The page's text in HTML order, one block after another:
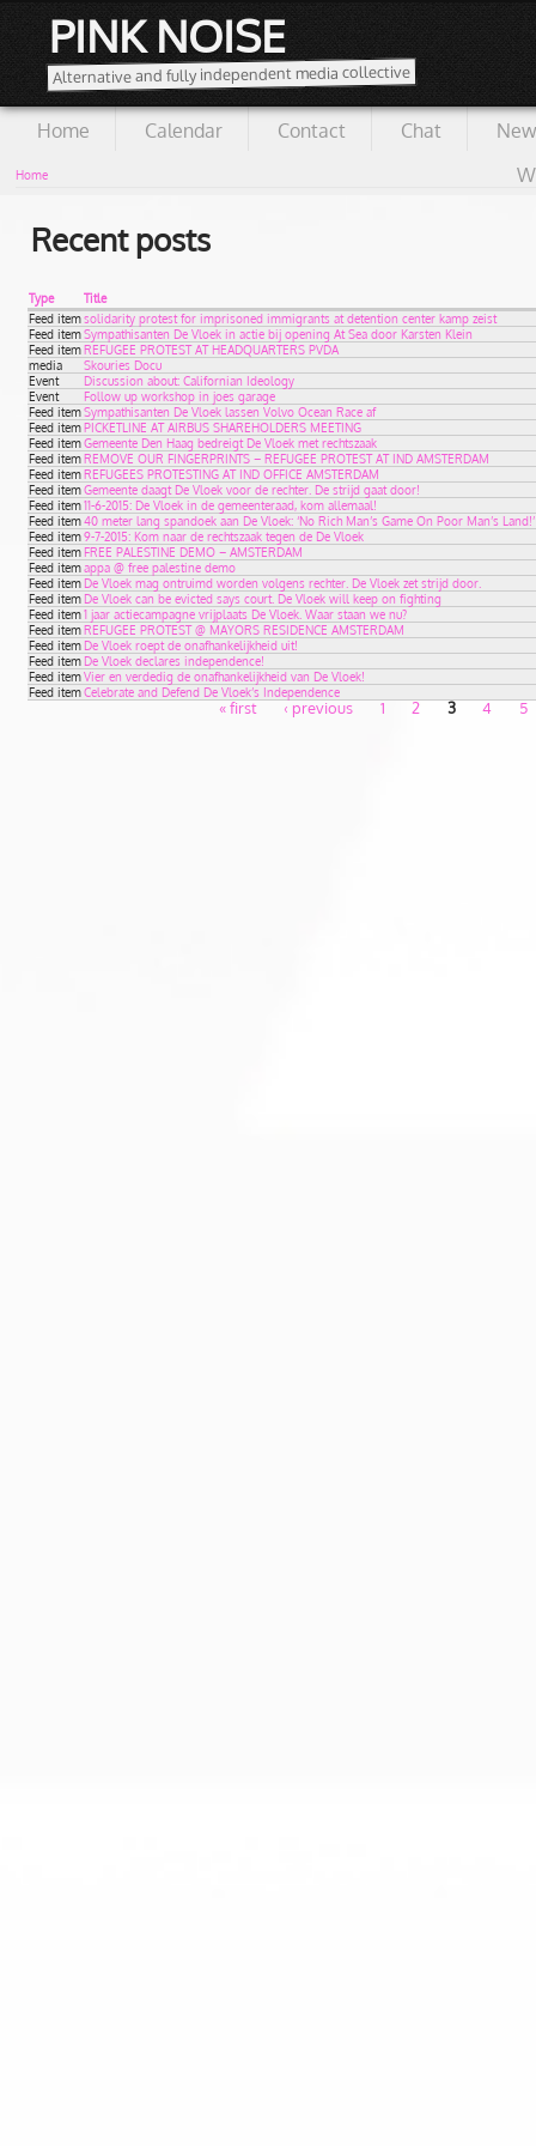
PINK NOISE
Alternative and fully independent media collective
Home Calendar Contact Chat
Home
Recent posts
Type
Title
Feed itemsolidarity protest for imprisoned immigrants at detention center kamp zeist
Feed itemSympathisanten De Vloek in actie bij opening At Sea door Karsten Klein
Feed itemREFUGEE PROTEST AT HEADQUARTERS PVDA
media
Skouries Docu
Event
Discussion about: Californian Ideology
Event
Follow up workshop in joes garage
Feed itemSympathisanten De Vloek lassen Volvo Ocean Race af
Feed itemPICKETLINE AT AIRBUS SHAREHOLDERS MEETING
Feed itemGemeente Den Haag bedreigt De Vloek met rechtszaak
Feed itemREMOVE OUR FINGERPRINTS – REFUGEE PROTEST AT IND AMSTERDAM
Feed itemREFUGEES PROTESTING AT IND OFFICE AMSTERDAM
Feed itemGemeente daagt De Vloek voor de rechter. De strijd gaat door!
Feed item11-6-2015: De Vloek in de gemeenteraad, kom allemaal!
Feed item40 meter lang spandoek aan De Vloek: ‘No Rich Man’s Game On Poor Man’s Land!’
Feed item9-7-2015: Kom naar de rechtszaak tegen de De Vloek
Feed itemFREE PALESTINE DEMO – AMSTERDAM
Feed itemappa @ free palestine demo
Feed itemDe Vloek mag ontruimd worden volgens rechter. De Vloek zet strijd door.
Feed itemDe Vloek can be evicted says court. De Vloek will keep on fighting
Feed item1 jaar actiecampagne vrijplaats De Vloek. Waar staan we nu?
Feed itemREFUGEE PROTEST @ MAYORS RESIDENCE AMSTERDAM
Feed itemDe Vloek roept de onafhankelijkheid uit!
Feed itemDe Vloek declares independence!
Feed itemVier en verdedig de onafhankelijkheid van De Vloek!
Feed itemCelebrate and Defend De Vloek’s Independence
« first ‹ previous 1 2 3 4 5